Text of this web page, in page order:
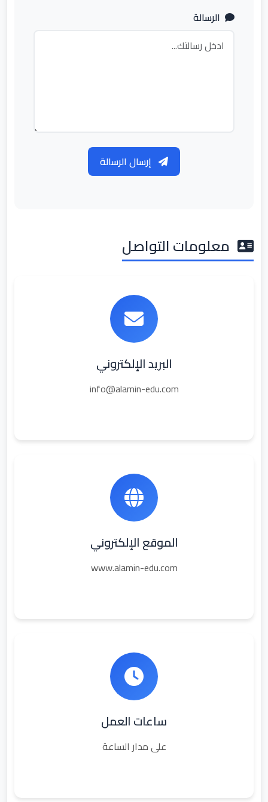
الرسالة
معلومات التواصل
البريد الإلكتروني
info@alamin-edu.com
الموقع الإلكتروني
www.alamin-edu.com
ساعات العمل
على مدار الساعة